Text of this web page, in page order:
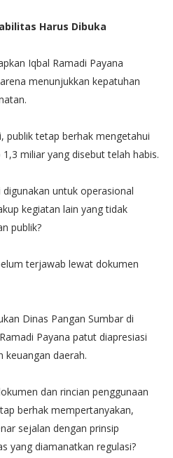
Harus Dibuka
Iqbal Ramadi Payana
menunjukkan kepatuhan
publik tetap berhak mengetahui
miliar yang disebut telah habis.
untuk operasional
kegiatan lain yang tidak
publik?
terjawab lewat dokumen
Dinas Pangan Sumbar di
Payana patut diapresiasi
keuangan daerah.
dan rincian penggunaan
berhak mempertanyakan,
sejalan dengan prinsip
yang diamanatkan regulasi?